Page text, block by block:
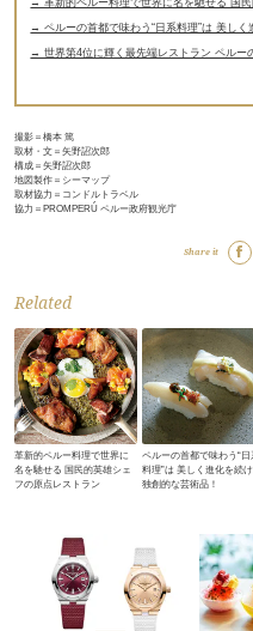
→ 革新的ペルー料理で世界に名を馳せる 国
→ ペルーの首都で味わう“日系料理”は 美しく
→ 世界第4位に輝く最先端レストラン ペルー
撮影＝橋本 篤
取材・文＝矢野詔次郎
構成＝矢野詔次郎
地図製作＝シーマップ
取材協力＝コンドルトラベル
協力＝PROMPERÚ ペルー政府観光庁
Share it
Related
革新的ペルー料理で世界に
名を馳せる 国民的英雄シェ
フの原点レストラン
ペルーの首都で味わう“日
料理”は 美しく進化を続
独創的な芸術品！